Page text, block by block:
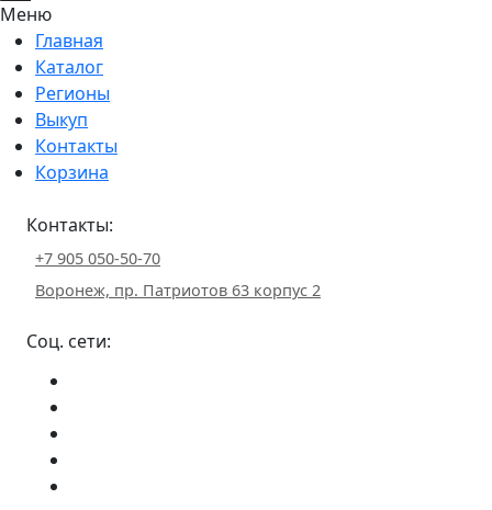
Меню
Главная
Каталог
Регионы
Выкуп
Контакты
Корзина
Контакты:
+7 905 050-50-70
Воронеж, пр. Патриотов 63 корпус 2
Соц. сети: